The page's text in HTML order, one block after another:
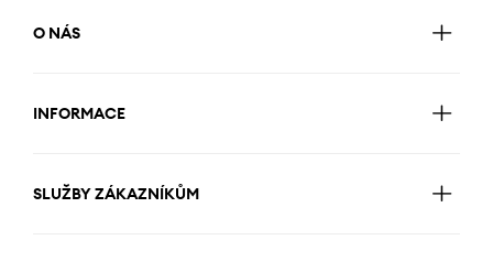
O NÁS
INFORMACE
SLUŽBY ZÁKAZNÍKŮM